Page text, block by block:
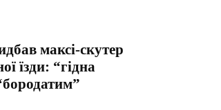
максі-скутер
їзди: “гідна